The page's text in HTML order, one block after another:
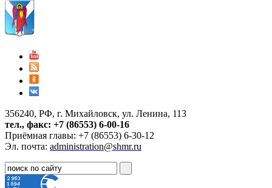
356240, РФ, г. Михайловск, ул. Ленина, 113
тел., факс: +7 (86553) 6-00-16
Приёмная главы: +7 (86553) 6-30-12
Эл. почта: administration@shmr.ru